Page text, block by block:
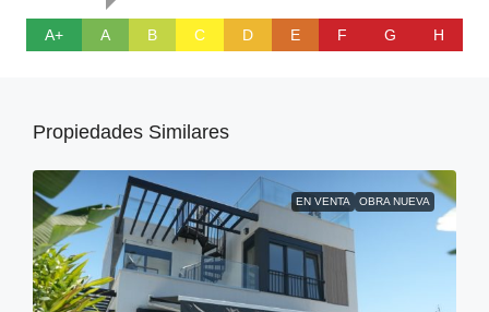
A+ A B C D E F G H
Propiedades Similares
EN VENTA OBRA NUEVA